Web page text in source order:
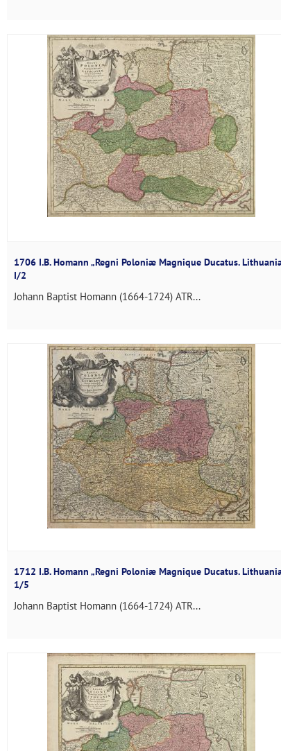
1706 I.B. Homann „Regni Poloniæ Magnique Ducatus.
I/2
Johann Baptist Homann (1664-1724) ATR...
1712 I.B. Homann „Regni Poloniæ Magnique Ducatus.
1/5
Johann Baptist Homann (1664-1724) ATR...